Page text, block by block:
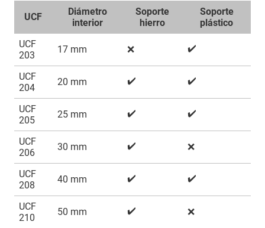
UCF
Diámetro
interior
Soporte
hierro
Soporte
plástico
UCF
203
17 mm ❌ ✔️
UCF
204
20 mm ✔️ ✔️
UCF
205
25 mm ✔️ ✔️
UCF
206
30 mm ✔️ ❌
UCF
208
40 mm ✔️ ✔️
UCF
210
50 mm ✔️ ❌